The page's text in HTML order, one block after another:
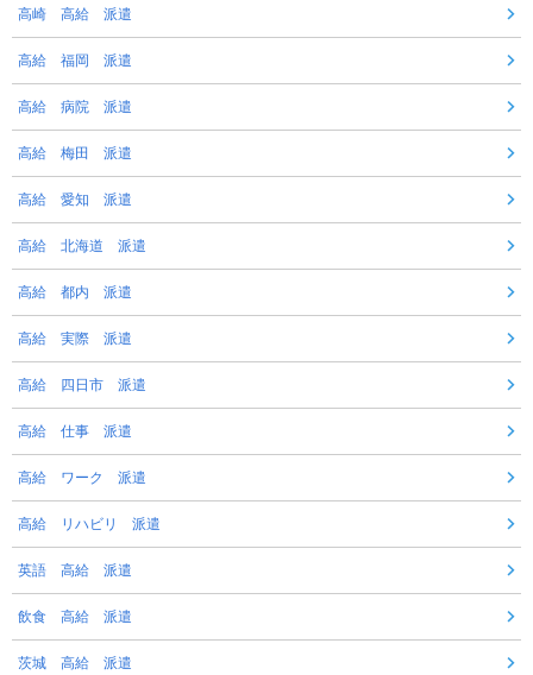
高崎 高給 派遣
高給 福岡 派遣
高給 病院 派遣
高給 梅田 派遣
高給 愛知 派遣
高給 北海道 派遣
高給 都内 派遣
高給 実際 派遣
高給 四日市 派遣
高給 仕事 派遣
高給 ワーク 派遣
高給 リハビリ 派遣
英語 高給 派遣
飲食 高給 派遣
茨城 高給 派遣